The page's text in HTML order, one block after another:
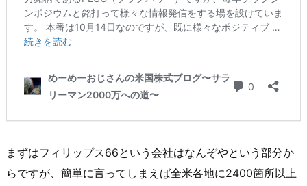
まずはフィリップス66という会社はなんぞやという部分か
らですが、簡単に言ってしまえば全米各地に2400箇所以上